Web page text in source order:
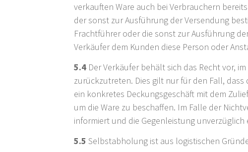
verkauften Ware auch bei Verbrauchern
der sonst zur Ausführung der Versendung
Frachtführer oder die sonst zur Ausführung
Verkäufer dem Kunden diese Person oder
5.4 Der Verkäufer behält sich das Recht vor,
zurückzutreten. Dies gilt nur für den Fall,
ein konkretes Deckungsgeschäft mit dem
um die Ware zu beschaffen. Im Falle der
informiert und die Gegenleistung unverzüglich
5.5 Selbstabholung ist aus logistischen